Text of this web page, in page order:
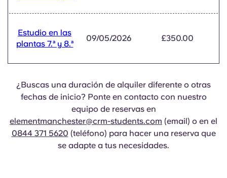
Estudio en las
plantas 7.ª y 8.ª
09/05/2026 £350.00
¿Buscas una duración de alquiler diferente o otras
fechas de inicio? Ponte en contacto con nuestro
equipo de reservas en
elementmanchester@crm-students.com (email) o en el
0844 371 5620 (teléfono) para hacer una reserva que
se adapte a tus necesidades.